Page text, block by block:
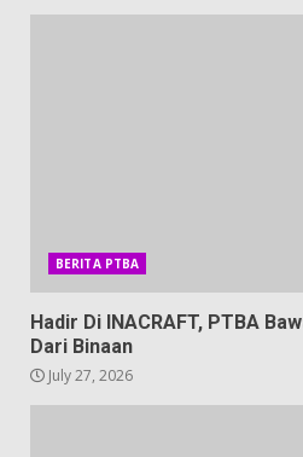
BERITA PTBA
Hadir Di INACRAFT, PTBA
Dari Binaan
July 27, 2026